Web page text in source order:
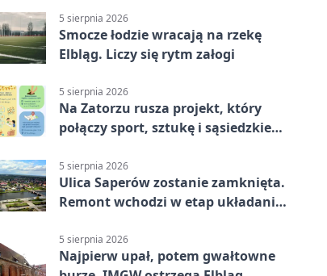
5 sierpnia 2026
Smocze łodzie wracają na rzekę
Elbląg. Liczy się rytm załogi
5 sierpnia 2026
Na Zatorzu rusza projekt, który
połączy sport, sztukę i sąsiedzkie
5 sierpnia 2026
Ulica Saperów zostanie zamknięta.
Remont wchodzi w etap układania
5 sierpnia 2026
Najpierw upał, potem gwałtowne